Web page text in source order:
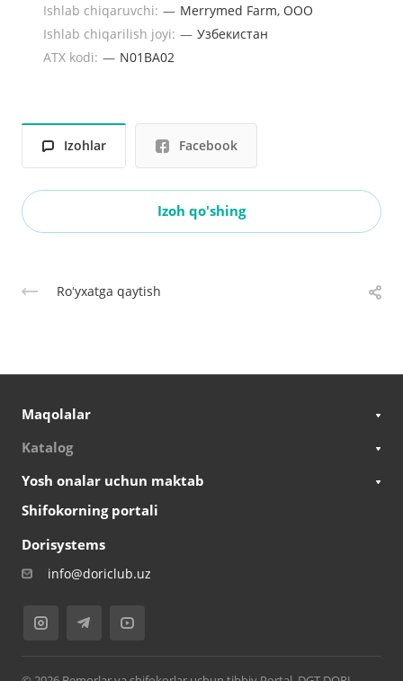
Ishlab chiqaruvchi: — Merrymed Farm, ООО
Ishlab chiqarilish joyi: — Узбекистан
ATX kodi: — N01ВА02
Izohlar Facebook
Izoh qo'shing
Roʻyxatga qaytish
Maqolalar
Katalog
Yosh onalar uchun maktab
Shifokorning portali
Dorisystems
info@doriclub.uz